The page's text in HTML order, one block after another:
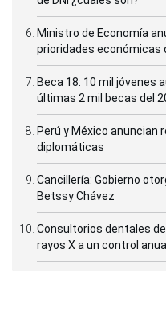
Ministro de Economía
prioridades económicas
Beca 18: 10 mil jóvenes
últimas 2 mil becas del
Perú y México
diplomáticas
Cancillería: Gobierno
Betssy Chávez
Consultorios dentales
rayos X a un control anual